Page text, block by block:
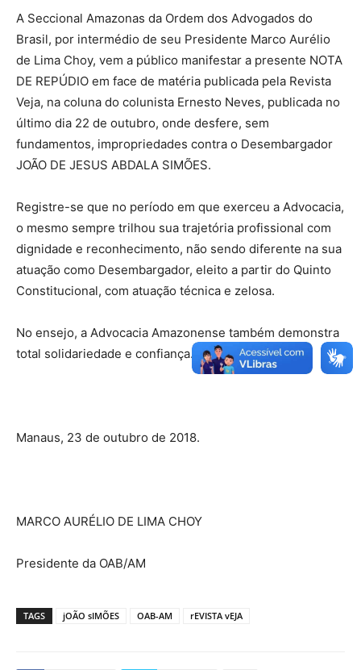
A Seccional Amazonas da Ordem dos Advogados do
Brasil, por intermédio de seu Presidente Marco Aurélio
de Lima Choy, vem a público manifestar a presente NOTA
DE REPÚDIO em face de matéria publicada pela Revista
Veja, na coluna do colunista Ernesto Neves, publicada no
último dia 22 de outubro, onde desfere, sem
fundamentos, impropriedades contra o Desembargador
JOÃO DE JESUS ABDALA SIMÕES.
Registre-se que no período em que exerceu a Advocacia,
o mesmo sempre trilhou sua trajetória profissional com
dignidade e reconhecimento, não sendo diferente na sua
atuação como Desembargador, eleito a partir do Quinto
Constitucional, com atuação técnica e zelosa.
No ensejo, a Advocacia Amazonense também demonstra
total solidariedade e confiança.
Manaus, 23 de outubro de 2018.
MARCO AURÉLIO DE LIMA CHOY
Presidente da OAB/AM
TAGS jOÃO sIMÕES OAB-AM rEVISTA vEJA